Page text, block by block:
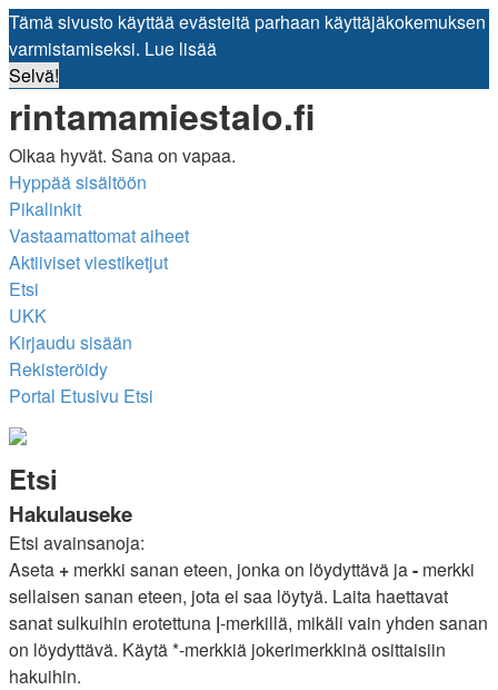
Tämä sivusto käyttää evästeitä parhaan käyttäjäkokemuksen
varmistamiseksi. Lue lisää
Selvä!
rintamamiestalo.fi
Olkaa hyvät. Sana on vapaa.
Hyppää sisältöön
Pikalinkit
Vastaamattomat aiheet
Aktiiviset viestiketjut
Etsi
UKK
Kirjaudu sisään
Rekisteröidy
Portal Etusivu Etsi
Etsi
Hakulauseke
Etsi avainsanoja:
Aseta + merkki sanan eteen, jonka on löydyttävä ja- merkki
sellaisen sanan eteen, jota ei saa löytyä. Laita haettavat
sanat sulkuihin erotettuna |-merkillä, mikäli vain yhden sanan
on löydyttävä. Käytä *-merkkiä jokerimerkkinä osittaisiin
hakuihin.